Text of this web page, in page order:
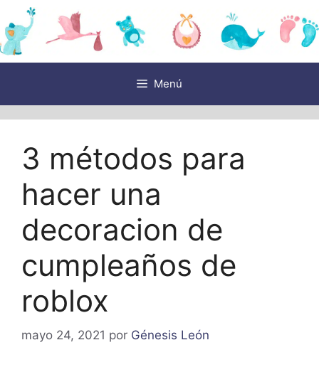
Saltar
al
contenido
Menú
3 métodos para
hacer una
decoracion de
cumpleaños de
roblox
mayo 24, 2021 por Génesis León